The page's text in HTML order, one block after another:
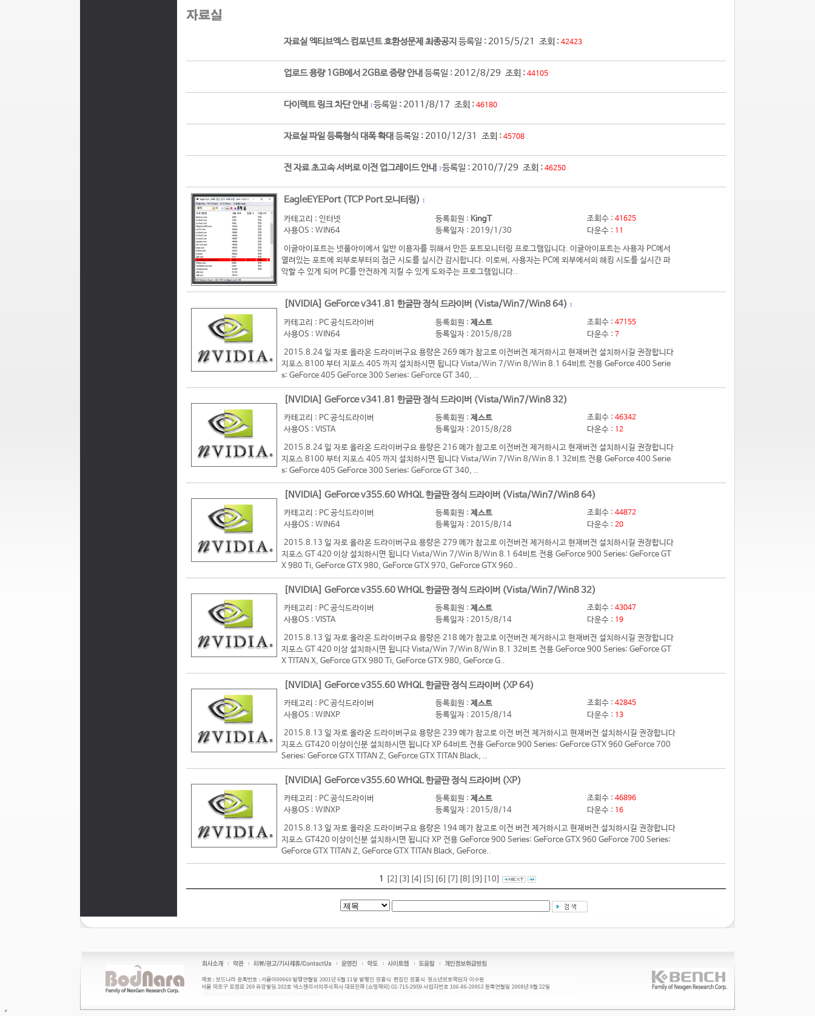
자료실 엑티브엑스 컴포넌트 호환성문제 최종공지 등록일 : 2015/5/21 조회 : 42423
업로드 용량 1GB에서 2GB로 증량 안내 등록일 : 2012/8/29 조회 : 44105
다이렉트 링크 차단 안내 1등록일 : 2011/8/17 조회 : 46180
자료실 파일 등록형식 대폭 확대 등록일 : 2010/12/31 조회 : 45708
전 자료 초고속 서버로 이전 업그레이드 안내 3등록일 : 2010/7/29 조회 : 46250
EagleEYEPort (TCP Port 모니터링) 1
카테고리 : 인터넷
사용OS : WIN64
등록회원 : KingT
등록일자 : 2019/1/30
조회수 : 41625
다운수 : 11
이글아이포트는 넷풀아이에서 일반 이용자를 위해서 만든 포트모니터링 프로그램입니다. 이글아이포트는 사용자 PC에서
열려있는 포트에 외부로부터의 접근 시도를 실시간 감시합니다. 이로써, 사용자는 PC에 외부에서의 해킹 시도를 실시간 파
악할 수 있게 되어 PC를 안전하게 지킬 수 있게 도와주는 프로그램입니다..
[NVIDIA] GeForce v341.81 한글판 정식 드라이버 (Vista/Win7/Win8 64) 1
카테고리 : PC 공식드라이버
사용OS : WIN64
등록회원 : 제스트
등록일자 : 2015/8/28
조회수 : 47155
다운수 : 7
2015.8.24 일 자로 올라온 드라이버구요 용량은 269 메가 참고로 이전버전 제거하시고 현재버전 설치하시길 권장합니다
지포스 8100 부터 지포스 405 까지 설치하시면 됩니다 Vista/Win 7/Win 8/Win 8.1 64비트 전용 GeForce 400 Serie
s: GeForce 405 GeForce 300 Series: GeForce GT 340, ..
[NVIDIA] GeForce v341.81 한글판 정식 드라이버 (Vista/Win7/Win8 32)
카테고리 : PC 공식드라이버
사용OS : VISTA
등록회원 : 제스트
등록일자 : 2015/8/28
조회수 : 46342
다운수 : 12
2015.8.24 일 자로 올라온 드라이버구요 용량은 216 메가 참고로 이전버전 제거하시고 현재버전 설치하시길 권장합니다
지포스 8100 부터 지포스 405 까지 설치하시면 됩니다 Vista/Win 7/Win 8/Win 8.1 32비트 전용 GeForce 400 Serie
s: GeForce 405 GeForce 300 Series: GeForce GT 340, ..
[NVIDIA] GeForce v355.60 WHQL 한글판 정식 드라이버 (Vista/Win7/Win8 64)
카테고리 : PC 공식드라이버
사용OS : WIN64
등록회원 : 제스트
등록일자 : 2015/8/14
조회수 : 44872
다운수 : 20
2015.8.13 일 자로 올라온 드라이버구요 용량은 279 메가 참고로 이전버전 제거하시고 현재버전 설치하시길 권장합니다
지포스 GT 420 이상 설치하시면 됩니다 Vista/Win 7/Win 8/Win 8.1 64비트 전용 GeForce 900 Series: GeForce GT
X 980 Ti, GeForce GTX 980, GeForce GTX 970, GeForce GTX 960..
[NVIDIA] GeForce v355.60 WHQL 한글판 정식 드라이버 (Vista/Win7/Win8 32)
카테고리 : PC 공식드라이버
사용OS : VISTA
등록회원 : 제스트
등록일자 : 2015/8/14
조회수 : 43047
다운수 : 19
2015.8.13 일 자로 올라온 드라이버구요 용량은 218 메가 참고로 이전버전 제거하시고 현재버전 설치하시길 권장합니다
지포스 GT 420 이상 설치하시면 됩니다 Vista/Win 7/Win 8/Win 8.1 32비트 전용 GeForce 900 Series: GeForce GT
X TITAN X, GeForce GTX 980 Ti, GeForce GTX 980, GeForce G..
[NVIDIA] GeForce v355.60 WHQL 한글판 정식 드라이버 (XP 64)
카테고리 : PC 공식드라이버
사용OS : WINXP
등록회원 : 제스트
등록일자 : 2015/8/14
조회수 : 42845
다운수 : 13
2015.8.13 일 자로 올라온 드라이버구요 용량은 239 메가 참고로 이전 버전 제거하시고 현재버전 설치하시길 권장합니다
지포스 GT420 이상이신분 설치하시면 됩니다 XP 64비트 전용 GeForce 900 Series: GeForce GTX 960 GeForce 700
Series: GeForce GTX TITAN Z, GeForce GTX TITAN Black, ..
[NVIDIA] GeForce v355.60 WHQL 한글판 정식 드라이버 (XP)
카테고리 : PC 공식드라이버
사용OS : WINXP
등록회원 : 제스트
등록일자 : 2015/8/14
조회수 : 46896
다운수 : 16
2015.8.13 일 자로 올라온 드라이버구요 용량은 194 메가 참고로 이전 버전 제거하시고 현재버전 설치하시길 권장합니다
지포스 GT420 이상이신분 설치하시면 됩니다 XP 전용 GeForce 900 Series: GeForce GTX 960 GeForce 700 Series:
GeForce GTX TITAN Z, GeForce GTX TITAN Black, GeForce..
1 [2] [3] [4] [5] [6] [7] [8] [9] [10]